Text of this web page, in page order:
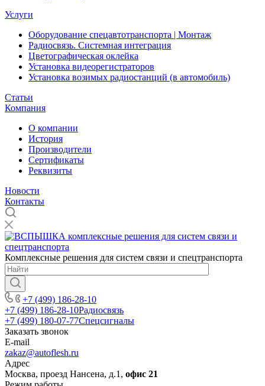
Услуги
Оборудование спецавтотранспорта | Монтаж
Радиосвязь. Системная интеграция
Цветографическая оклейка
Установка видеорегистраторов
Установка возимых радиостанций (в автомобиль)
Статьи
Компания
О компании
История
Производители
Сертификаты
Реквизиты
Новости
Контакты
Комплексные решения для систем связи и спецтранспорта
+7 (499) 186-28-10
+7 (499) 186-28-10Радиосвязь
+7 (499) 180-07-77Спецсигналы
Заказать звонок
E-mail
zakaz@autoflesh.ru
Адрес
Москва, проезд Нансена, д.1, офис 21